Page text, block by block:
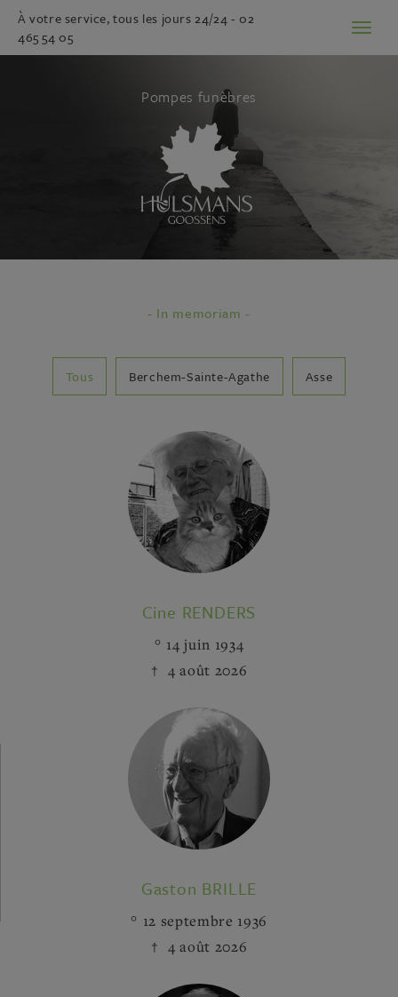
À votre service, tous les jours 24/24 -02
465 54 05
Toggle
Pompes funèbres
- In memoriam -
Tous Berchem-Sainte-Agathe Asse
Cine RENDERS
14 juin 1934
4 août 2026
Gaston BRILLE
12 septembre 1936
4 août 2026